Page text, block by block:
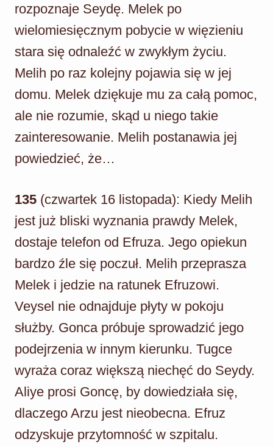
rozpoznaje Seydę. Melek po
wielomiesięcznym pobycie w więzieniu
stara się odnaleźć w zwykłym życiu.
Melih po raz kolejny pojawia się w jej
domu. Melek dziękuje mu za całą pomoc,
ale nie rozumie, skąd u niego takie
zainteresowanie. Melih postanawia jej
powiedzieć, że…
135 (czwartek 16 listopada): Kiedy Melih
jest już bliski wyznania prawdy Melek,
dostaje telefon od Efruza. Jego opiekun
bardzo źle się poczuł. Melih przeprasza
Melek i jedzie na ratunek Efruzowi.
Veysel nie odnajduje płyty w pokoju
służby. Gonca próbuje sprowadzić jego
podejrzenia w innym kierunku. Tugce
wyraża coraz większą niechęć do Seydy.
Aliye prosi Goncę, by dowiedziała się,
dlaczego Arzu jest nieobecna. Efruz
odzyskuje przytomność w szpitalu.